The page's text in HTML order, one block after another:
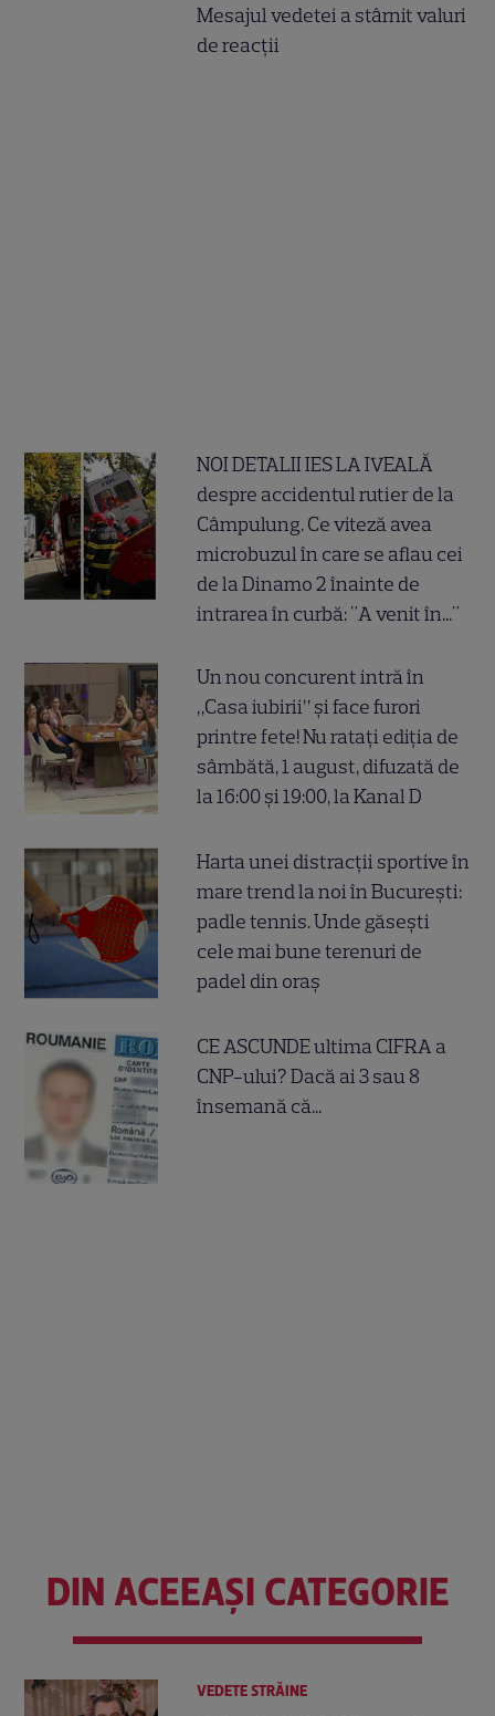
Mesajul vedetei a stârnit valuri
de reacții
NOI DETALII IES LA IVEALĂ
despre accidentul rutier de la
Câmpulung. Ce viteză avea
microbuzul în care se aflau cei
de la Dinamo 2 înainte de
intrarea în curbă: "A venit în..."
Un nou concurent intră în
„Casa iubirii” și face furori
printre fete! Nu ratați ediția de
sâmbătă, 1 august, difuzată de
la 16:00 și 19:00, la Kanal D
Harta unei distracții sportive în
mare trend la noi în București:
padle tennis. Unde găsești
cele mai bune terenuri de
padel din oraș
CE ASCUNDE ultima CIFRA a
CNP-ului? Dacă ai 3 sau 8
însemană că...
DIN ACEEAȘI CATEGORIE
VEDETE STRĂINE